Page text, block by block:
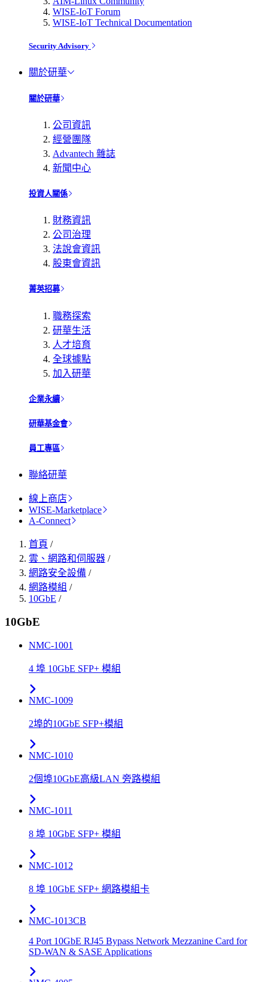
WISE-IoT Forum
WISE-IoT Technical Documentation
Security Advisory
關於研華
關於研華
公司資訊
經營團隊
Advantech 雜誌
新聞中心
投資人關係
財務資訊
公司治理
法說會資訊
股東會資訊
菁英招募
職務探索
研華生活
人才培育
全球據點
加入研華
企業永續
研華基金會
員工專區
聯絡研華
線上商店
WISE-Marketplace
A-Connect
首頁 /
雲、網路和伺服器 /
網路安全設備 /
網路模組 /
10GbE /
10GbE
NMC-1001
4 埠 10GbE SFP+ 模組
NMC-1009
2埠的10GbE SFP+模組
NMC-1010
2個埠10GbE高級LAN 旁路模組
NMC-1011
8 埠 10GbE SFP+ 模組
NMC-1012
8 埠 10GbE SFP+ 網路模組卡
NMC-1013CB
4 Port 10GbE RJ45 Bypass Network Mezzanine Card for
SD-WAN & SASE Applications